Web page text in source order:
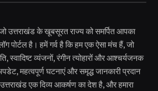
उत्तराखंड के खूबसूरत राज्य को समर्पित आपका
पोर्टल है। हमें गर्व है कि हम एक ऐसा मंच हैं, जो
स्वादिष्ट व्यंजनों, रंगीन त्योहारों और आश्चर्यजनक
महत्वपूर्ण घटनाएं और समृद्ध जानकारी प्रदान
एक दिव्य आकर्षण का देश है, और हमारा